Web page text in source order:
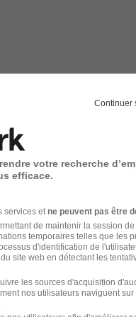
H/F
et
Continuer
votre recherche
efficace.
services et ne peuvent pas être
de maintenir la session
temporaires telles que les
d'identification de
site web en détectant les
les sources d'acquisition
nos utilisateurs naviguent sur